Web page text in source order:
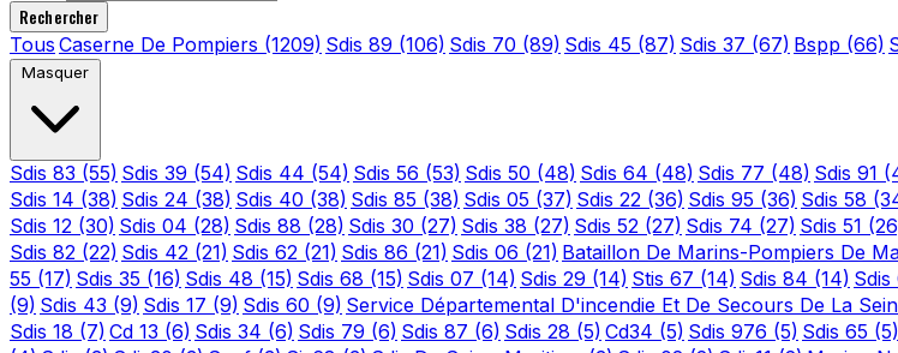
Rechercher
Tous Caserne De Pompiers (1209) Sdis 89 (106) Sdis 70 (89) Sdis 45 (87) Sdis 37 (67) Bspp (66)
Masquer
Sdis 83 (55) Sdis 39 (54) Sdis 44 (54) Sdis 56 (53) Sdis 50 (48) Sdis 64 (48) Sdis 77 (48) Sdis 91
Sdis 14 (38) Sdis 24 (38) Sdis 40 (38) Sdis 85 (38) Sdis 05 (37) Sdis 22 (36) Sdis 95 (36) Sdis 58
Sdis 12 (30) Sdis 04 (28) Sdis 88 (28) Sdis 30 (27) Sdis 38 (27) Sdis 52 (27) Sdis 74 (27) Sdis 51
Sdis 82 (22) Sdis 42 (21) Sdis 62 (21) Sdis 86 (21) Sdis 06 (21) Bataillon De Marins-Pompiers De
55 (17) Sdis 35 (16) Sdis 48 (15) Sdis 68 (15) Sdis 07 (14) Sdis 29 (14) Stis 67 (14) Sdis 84 (14) Sdis
(9) Sdis 43 (9) Sdis 17 (9) Sdis 60 (9) Service Départemental D'incendie Et De Secours De La
Sdis 18 (7) Cd 13 (6) Sdis 34 (6) Sdis 79 (6) Sdis 87 (6) Sdis 28 (5) Cd34 (5) Sdis 976 (5) Sdis 65 (5)